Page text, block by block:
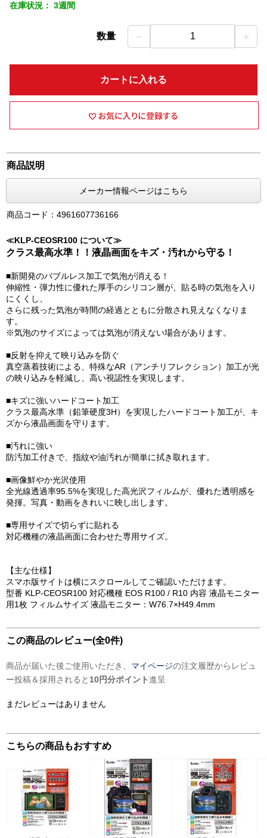
在庫状況： 3週間
数量 － 1 ＋
カートに入れる
商品説明
メーカー情報ページはこちら
商品コード：4961607736166
≪KLP-CEOSR100 について≫
クラス最高水準！！液晶画面をキズ・汚れから守る！
■新開発のバブルレス加工で気泡が消える！
伸縮性・弾力性に優れた厚手のシリコン層が、貼る時の気泡を入り
にくくし、
さらに残った気泡が時間の経過とともに分散され見えなくなりま
す。
※気泡のサイズによっては気泡が消えない場合があります。
■反射を抑えて映り込みを防ぐ
真空蒸着技術による、特殊なAR（アンチリフレクション）加工が光
の映り込みを軽減し、高い視認性を実現します。
■キズに強いハードコート加工
クラス最高水準（鉛筆硬度3H）を実現したハードコート加工が、キ
ズから液晶画面を守ります。
■汚れに強い
防汚加工付きで、指紋や油汚れが簡単に拭き取れます。
■画像鮮やか光沢使用
全光線透過率95.5%を実現した高光沢フィルムが、優れた透明感を
発揮。写真・動画をきれいに映し出します。
■専用サイズで切らずに貼れる
対応機種の液晶画面に合わせた専用サイズ。
【主な仕様】
スマホ版サイトは横にスクロールしてご確認いただけます。
型番 KLP-CEOSR100 対応機種 EOS R100 / R10 内容 液晶モニター
用1枚 フィルムサイズ 液晶モニター：W76.7×H49.4mm
この商品のレビュー(全0件)
商品が届いた後ご使用いただき、 マイページの注文履歴からレビュ
ー投稿＆採用されると 10円分ポイント進呈
まだレビューはありません
こちらの商品もおすすめ